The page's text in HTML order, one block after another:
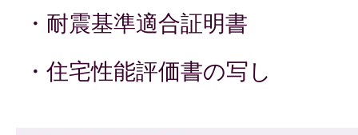
・耐震基準適合証明書
・住宅性能評価書の写し